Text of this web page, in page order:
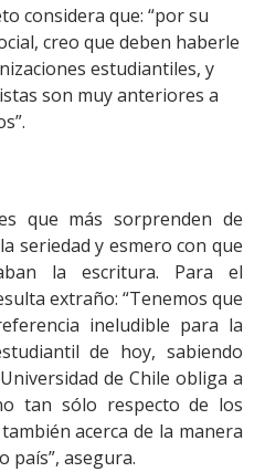
considera que: “por su
creo que deben haberle
estudiantiles, y
son muy anteriores a
que más sorprenden de
seriedad y esmero con que
la escritura. Para el
extraño: “Tenemos que
ineludible para la
de hoy, sabiendo
de Chile obliga a
tan sólo respecto de los
acerca de la manera
país”, asegura.